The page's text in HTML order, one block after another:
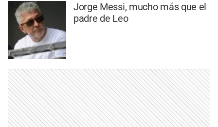
Jorge Messi, mucho más que el
padre de Leo